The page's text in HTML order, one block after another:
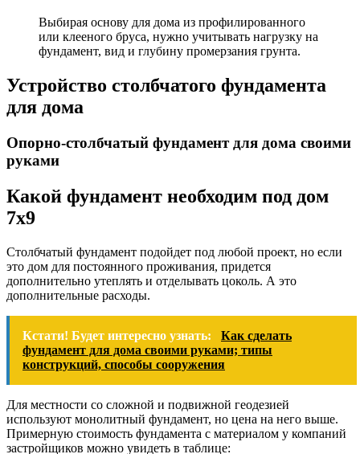
Выбирая основу для дома из профилированного
или клееного бруса, нужно учитывать нагрузку на
фундамент, вид и глубину промерзания грунта.
Устройство столбчатого фундамента
для дома
Опорно-столбчатый фундамент для дома своими
руками
Какой фундамент необходим под дом
7х9
Столбчатый фундамент подойдет под любой проект, но если
это дом для постоянного проживания, придется
дополнительно утеплять и отделывать цоколь. А это
дополнительные расходы.
Кстати! Будет интересно узнать:
Как сделать
фундамент для дома своими руками; типы
конструкций, способы сооружения
Для местности со сложной и подвижной геодезией
используют монолитный фундамент, но цена на него выше.
Примерную стоимость фундамента с материалом у компаний
застройщиков можно увидеть в таблице: